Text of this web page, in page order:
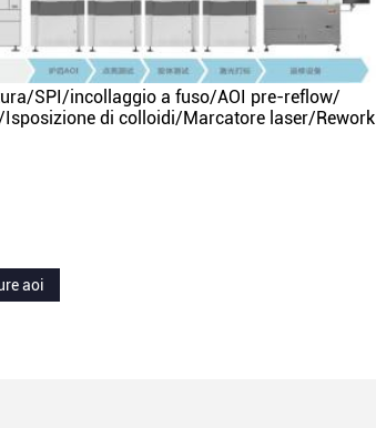
SPI/incollaggio a fuso/AOI pre-reflow/
di colloidi/Marcatore laser/Rework
aoi